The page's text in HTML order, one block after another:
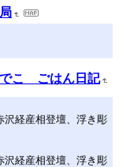
こ ごはん日記
沢経産相登壇、浮き彫
沢経産相登壇、浮き彫